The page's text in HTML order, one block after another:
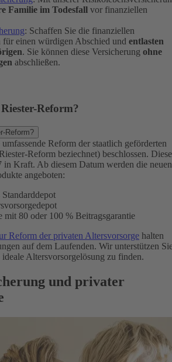
Familie im Todesfall vor finanziellen
: Schaffen Sie die finanziellen
für einen würdigen Abschied und entlasten
. Sie können diese Versicherung ohne
abschließen.
Reform?
Reform?
Reform der staatlich geförderten
Reform beziechnet) beschlossen. Diese
in Kraft. Ab diesem Datum werden die
angeboten:
mit 80 oder 100 % Beitragsgarantie
Reform der privaten Altersvorsorge halten
auf dem Laufenden. Wir unterstützen
Altersvorsorgelösung zu finden.
und privater